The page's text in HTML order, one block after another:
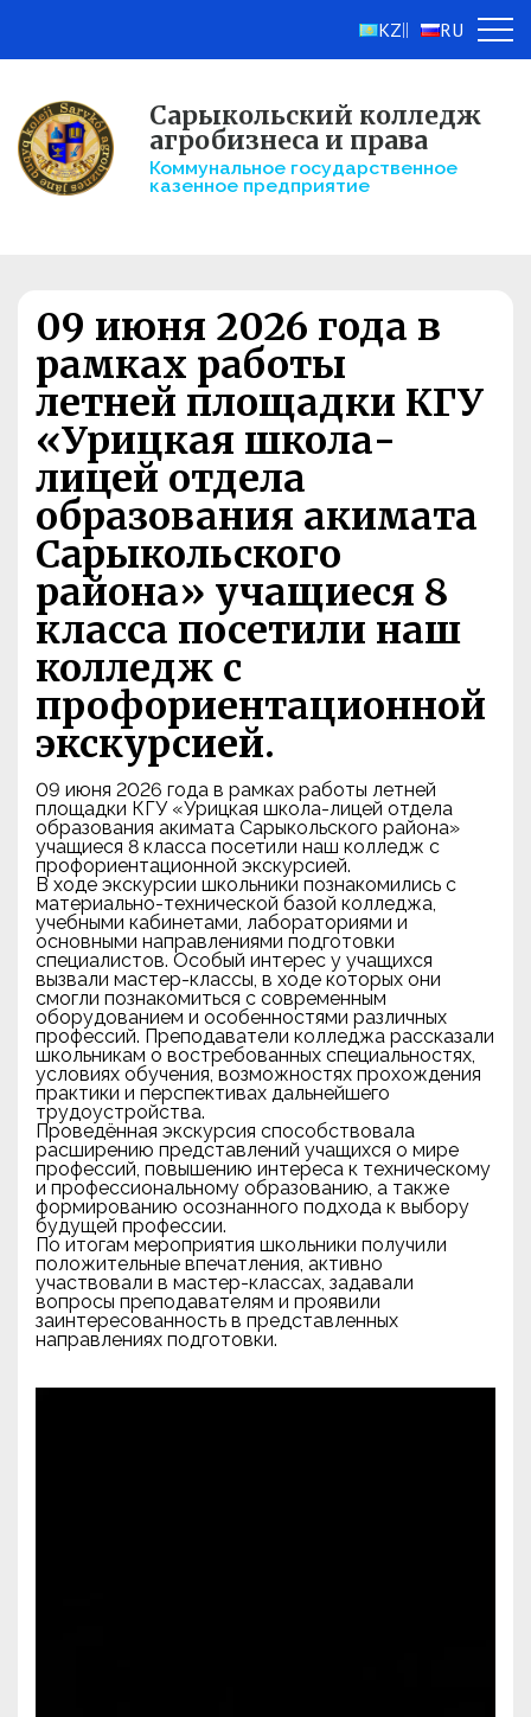
KZ RU
Сарыкольский колледж
агробизнеса и права
Коммунальное государственное
казенное предприятие
09 июня 2026 года в
рамках работы
летней площадки КГУ
«Урицкая школа-
лицей отдела
образования акимата
Сарыкольского
района» учащиеся 8
класса посетили наш
колледж с
профориентационной
экскурсией.
09 июня 2026 года в рамках работы летней
площадки КГУ «Урицкая школа-лицей отдела
образования акимата Сарыкольского района»
учащиеся 8 класса посетили наш колледж с
профориентационной экскурсией.
В ходе экскурсии школьники познакомились с
материально-технической базой колледжа,
учебными кабинетами, лабораториями и
основными направлениями подготовки
специалистов. Особый интерес у учащихся
вызвали мастер-классы, в ходе которых они
смогли познакомиться с современным
оборудованием и особенностями различных
профессий. Преподаватели колледжа рассказали
школьникам о востребованных специальностях,
условиях обучения, возможностях прохождения
практики и перспективах дальнейшего
трудоустройства.
Проведённая экскурсия способствовала
расширению представлений учащихся о мире
профессий, повышению интереса к техническому
и профессиональному образованию, а также
формированию осознанного подхода к выбору
будущей профессии.
По итогам мероприятия школьники получили
положительные впечатления, активно
участвовали в мастер-классах, задавали
вопросы преподавателям и проявили
заинтересованность в представленных
направлениях подготовки.